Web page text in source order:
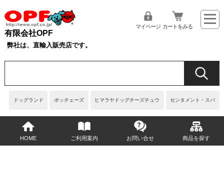
有限会社OPF
弊社は、直輸入販売店です。
ドッグランド ボッチェーズ ヒマラヤドッグチーズチュウ センタメント・スパ
マイページ カートをみる
HOME ご利用案内 お問い合せ 商品を探す